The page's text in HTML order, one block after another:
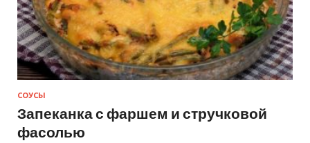
СОУСЫ
Запеканка с фаршем и стручковой
фасолью